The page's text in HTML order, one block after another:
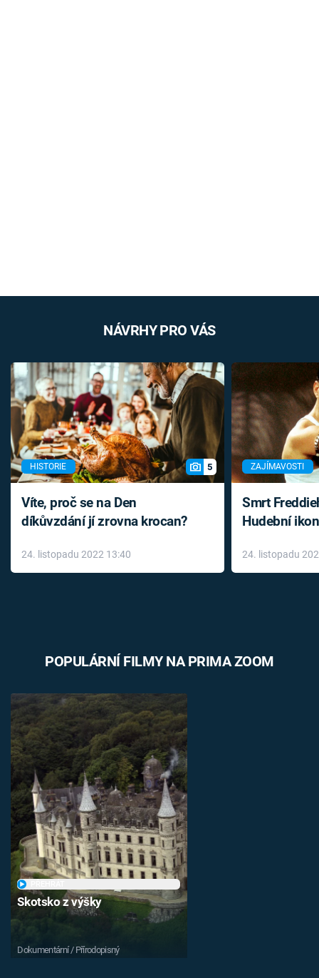
NÁVRHY PRO VÁS
HISTORIE 5
Víte, proč se na Den
díkůvzdání jí zrovna krocan?
24. listopadu 2022 13:40
ZAJÍMAVOSTI
Smrt
Hudební
léky
24. listopadu
POPULÁRNÍ FILMY NA PRIMA ZOOM
Skotsko z výšky
Dokumentární / Přírodopisný